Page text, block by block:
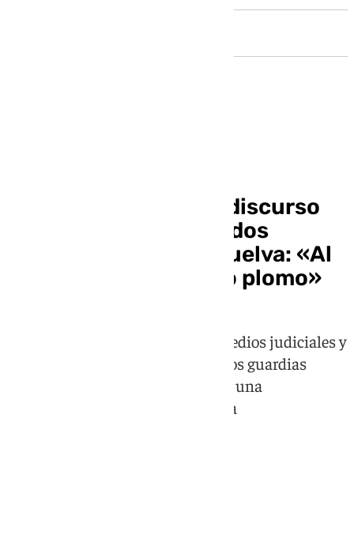
Abascal endurece el discurso
tras la muerte de los dos
guardias civiles en Huelva: «Al
narco se le dice alto o plomo»
Santiago Abascal reclama más medios judiciales y
materiales tras la muerte de los dos guardias
civiles durante una persecución a una
narcolancha en la costa de Huelva